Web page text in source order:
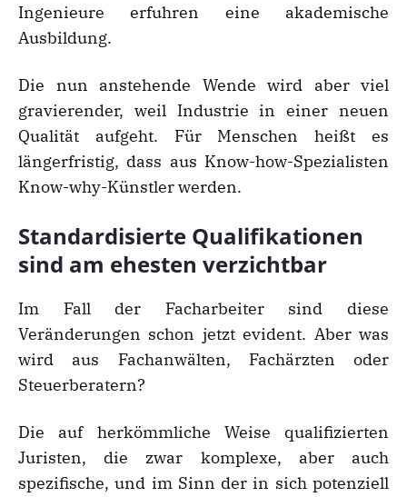
Ingenieure erfuhren eine akademische
Ausbildung.
Die nun anstehende Wende wird aber viel
gravierender, weil Industrie in einer neuen
Qualität aufgeht. Für Menschen heißt es
längerfristig, dass aus Know-how-Spezialisten
Know-why-Künstler werden.
Standardisierte Qualifikationen
sind am ehesten verzichtbar
Im Fall der Facharbeiter sind diese
Veränderungen schon jetzt evident. Aber was
wird aus Fachanwälten, Fachärzten oder
Steuerberatern?
Die auf herkömmliche Weise qualifizierten
Juristen, die zwar komplexe, aber auch
spezifische, und im Sinn der in sich potenziell